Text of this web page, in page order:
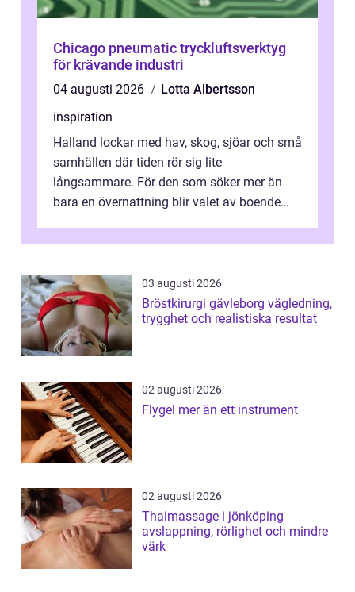
Chicago pneumatic tryckluftsverktyg
för krävande industri
04 augusti 2026
Lotta Albertsson
inspiration
Halland lockar med hav, skog, sjöar och små
samhällen där tiden rör sig lite
långsammare. För den som söker mer än
bara en övernattning blir valet av boende
utgå...
03 augusti 2026
Bröstkirurgi gävleborg vägledning,
trygghet och realistiska resultat
02 augusti 2026
Flygel mer än ett instrument
02 augusti 2026
Thaimassage i jönköping
avslappning, rörlighet och mindre
värk